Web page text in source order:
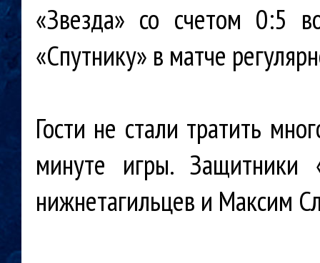
«Звезда» со счетом 0:5
«Спутнику» в матче
Гости не стали тратить
минуте игры. Защитники
нижнетагильцев и Максим